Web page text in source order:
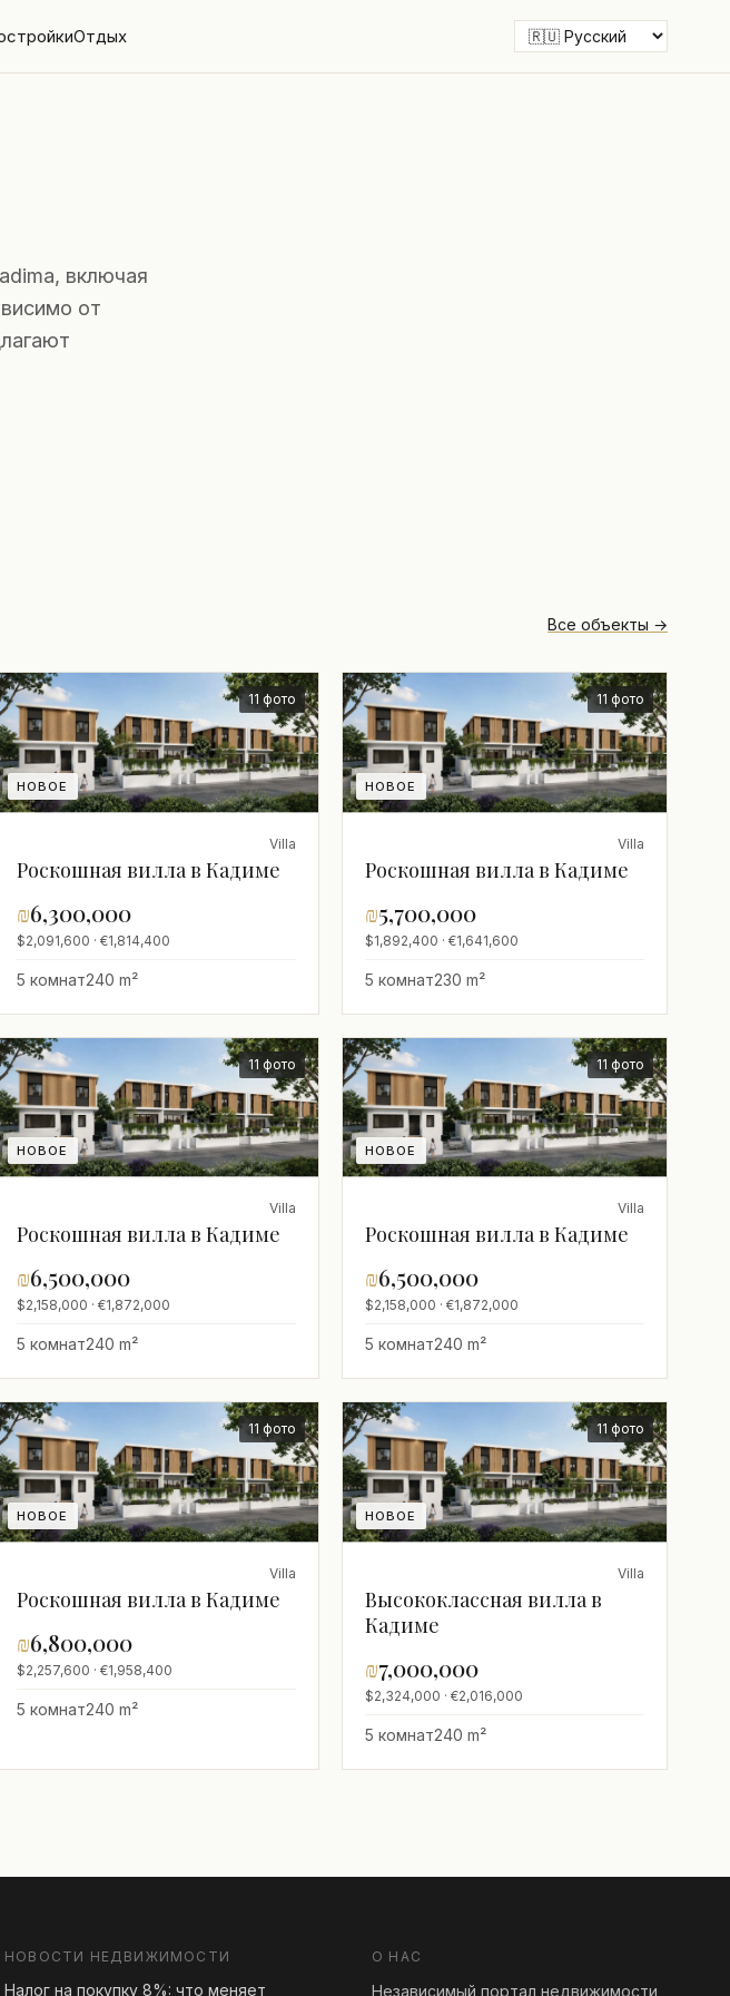
Отдых
включая
от
Все объекты →
НОВОЕ
11 фото
Villa
Роскошная вилла в Кадиме
₪6,300,000
$2,091,600 · €1,814,400
5 комнат240 m²
НОВОЕ
11 фото
Villa
Роскошная вилла в Кадиме
₪5,700,000
$1,892,400 · €1,641,600
5 комнат230 m²
НОВОЕ
11 фото
Villa
Роскошная вилла в Кадиме
₪6,500,000
$2,158,000 · €1,872,000
5 комнат240 m²
НОВОЕ
11 фото
Villa
Роскошная вилла в Кадиме
₪6,500,000
$2,158,000 · €1,872,000
5 комнат240 m²
НОВОЕ
11 фото
Villa
Роскошная вилла в Кадиме
₪6,800,000
$2,257,600 · €1,958,400
5 комнат240 m²
НОВОЕ
11 фото
Villa
Высококлассная вилла в
Кадиме
₪7,000,000
$2,324,000 · €2,016,000
5 комнат240 m²
НОВОСТИ НЕДВИЖИМОСТИ
Налог на покупку 8%: что меняет
О НАС
Независимый портал недвижимости